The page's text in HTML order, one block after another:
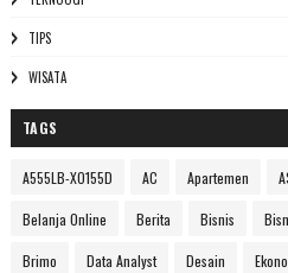
TIPS
WISATA
TAGS
A555LB-XO155D AC Apartemen
Belanja Online Berita Bisnis
Brimo Data Analyst Desain